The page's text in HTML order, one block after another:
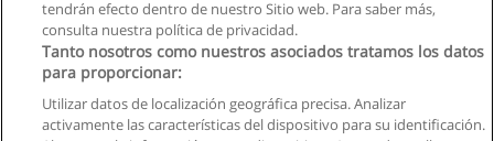
Siguiente
Página1de2
tendrán efecto dentro de nuestro Sitio web. Para saber más,
consulta nuestra política de privacidad.
Tanto nosotros como nuestros asociados tratamos los datos
para proporcionar:
Utilizar datos de localización geográfica precisa. Analizar
activamente las características del dispositivo para su identificación.